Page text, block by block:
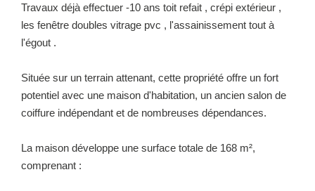
NOUS REJOINDRE
Travaux déjà effectuer -10 ans toit refait , crépi extérieur ,
les fenêtre doubles vitrage pvc , l'assainissement tout à
l'égout .
Située sur un terrain attenant, cette propriété offre un fort
potentiel avec une maison d'habitation, un ancien salon de
coiffure indépendant et de nombreuses dépendances.
La maison développe une surface totale de 168 m²,
comprenant :